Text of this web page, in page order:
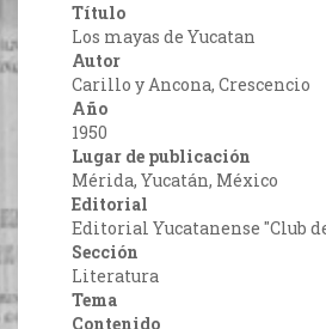
Título
Los mayas de Yucatan
Autor
Carillo y Ancona, Crescencio
Año
1950
Lugar de publicación
Mérida, Yucatán, México
Editorial
Editorial Yucatanense "Club
Sección
Literatura
Tema
Contenido